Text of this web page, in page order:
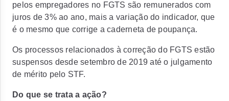
pelos empregadores no FGTS são remunerados com
juros de 3% ao ano, mais a variação do indicador, que
é o mesmo que corrige a caderneta de poupança.
Os processos relacionados à correção do FGTS estão
suspensos desde setembro de 2019 até o julgamento
de mérito pelo STF.
Do que se trata a ação?